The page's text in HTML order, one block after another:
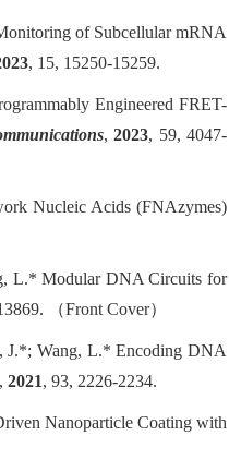
of Subcellular mRNA
, 15, 15250-15259.
Engineered FRET-
,2023, 59, 4047-
Nucleic Acids (FNAzymes)
L.* Modular DNA Circuits for
. （Front Cover）
J.*; Wang, L.* Encoding DNA
, 2021, 93, 2226-2234.
Nanoparticle Coating with